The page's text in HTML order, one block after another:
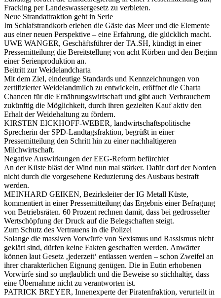
Fracking per Landeswassergesetz zu verbieten.
Neue Strandattraktion geht in Serie
Im Schlafstrandkorb erleben die Gäste das Meer und die Elemente
aus einer neuen Perspektive – eine Erfahrung, die glücklich macht.
UWE WANGER, Geschäftsführer der TA.SH, kündigt in einer
Pressemitteilung die Bereitstellung von acht Körben und den Beginn
einer Serienproduktion an.
Beitritt zur Weidelandcharta
Mit dem Ziel, eindeutige Standards und Kennzeichnungen von
zertifizierter Weidelandmilch zu entwickeln, eröffnet die Charta
Chancen für die Ernährungswirtschaft und gibt auch Verbrauchern
zukünftig die Möglichkeit, durch ihren gezielten Kauf aktiv den
Erhalt der Weidehaltung zu fördern.
KIRSTEN EICKHOFF-WEBER, landwirtschaftspolitische
Sprecherin der SPD-Landtagsfraktion, begrüßt in einer
Pressemitteilung den Schritt hin zu einer nachhaltigeren
Milchwirtschaft.
Negative Auswirkungen der EEG-Reform befürchtet
An der Küste bläst der Wind nun mal stärker. Dafür darf der Norden
nicht durch die vorgesehene Reduzierung des Ausbaus bestraft
werden.
MEINHARD GEIKEN, Bezirksleiter der IG Metall Küste,
kommentiert in einer Pressemitteilung das Ergebnis einer Befragung
von Betriebsräten. 60 Prozent rechnen damit, dass bei gedrosselter
Wertschöpfung der Druck auf die Belegschaften steigt.
Zum Schutz des Vertrauens in die Polizei
Solange die massiven Vorwürfe von Sexismus und Rassismus nicht
geklärt sind, dürfen keine Fakten geschaffen werden. Anwärter
können laut Gesetz ‚jederzeit‘ entlassen werden – schon Zweifel an
ihrer charakterlichen Eignung genügen. Die in Eutin erhobenen
Vorwürfe sind so unglaublich und die Beweise so stichhaltig, dass
eine Übernahme nicht zu verantworten ist.
PATRICK BREYER, Innenexperte der Piratenfraktion, verurteilt in